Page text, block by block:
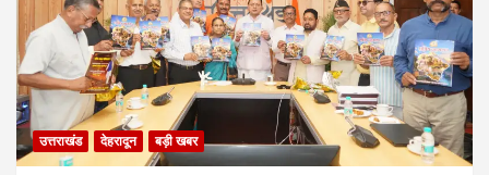
उत्तराखंड देहरादून बड़ी खबर